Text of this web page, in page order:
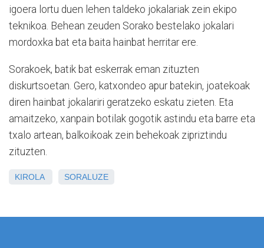
igoera lortu duen lehen taldeko jokalariak zein ekipo
teknikoa. Behean zeuden Sorako bestelako jokalari
mordoxka bat eta baita hainbat herritar ere.
Sorakoek, batik bat eskerrak eman zituzten
diskurtsoetan. Gero, katxondeo apur batekin, joatekoak
diren hainbat jokalariri geratzeko eskatu zieten. Eta
amaitzeko, xanpain botilak gogotik astindu eta barre eta
txalo artean, balkoikoak zein behekoak zipriztindu
zituzten.
KIROLA SORALUZE